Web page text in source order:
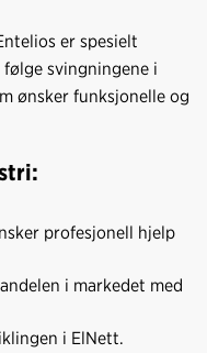
k
n
er spesielt
svingningene i
ønsker funksjonelle og
profesjonell hjelp
i markedet med
i ElNett.